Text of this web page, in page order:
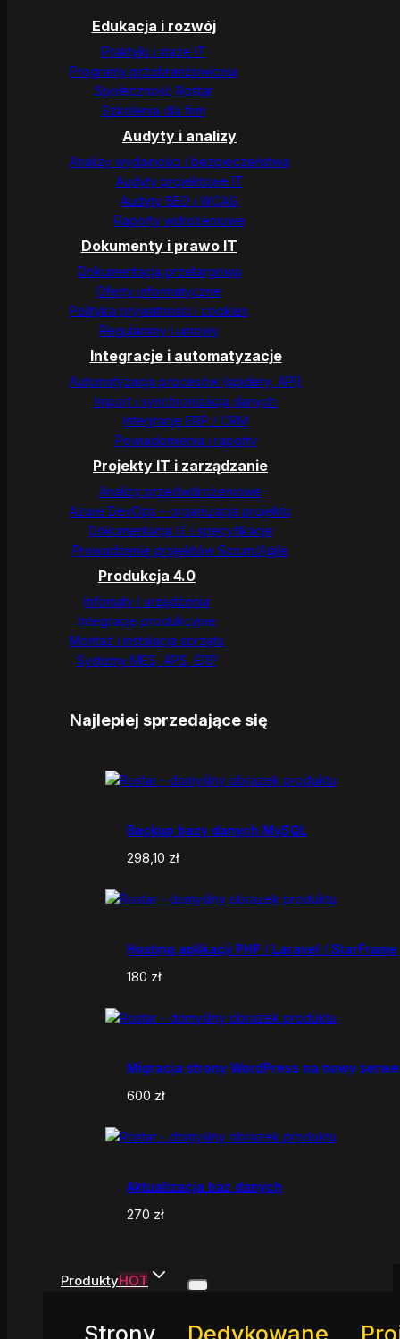
Edukacja i rozwój
Praktyki i staże IT
Programy przebranżowienia
Społeczność Rostar
Szkolenia dla firm
Audyty i analizy
Analizy wydajności i bezpieczeństwa
Audyty projektowe IT
Audyty SEO i WCAG
Raporty wdrożeniowe
Dokumenty i prawo IT
Dokumentacja przetargowa
Oferty informatyczne
Polityka prywatności i cookies
Regulaminy i umowy
Integracje i automatyzacje
Automatyzacja procesów (spidery, API)
Import i synchronizacja danych
Integracje ERP / CRM
Powiadomienia i raporty
Projekty IT i zarządzanie
Analizy przedwdrożeniowe
Azure DevOps – organizacja projektu
Dokumentacja IT i specyfikacje
Prowadzenie projektów Scrum/Agile
Produkcja 4.0
Infomaty i urządzenia
Integracje produkcyjne
Montaż i instalacja sprzętu
Systemy MES, APS, ERP
Najlepiej sprzedające się
Backup bazy danych MySQL
298,10 zł
Hosting aplikacji PHP / Laravel / StarFrame
180 zł
Migracja strony WordPress na nowy
600 zł
Aktualizacja baz danych
270 zł
ProduktyHOT